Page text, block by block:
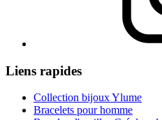
Liens rapides
Collection bijoux Ylume
Bracelets pour homme